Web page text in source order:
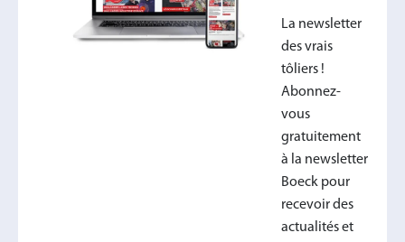
La newsletter
des vrais
tôliers !
Abonnez-
vous
gratuitement
à la newsletter
Boeck pour
recevoir des
actualités et